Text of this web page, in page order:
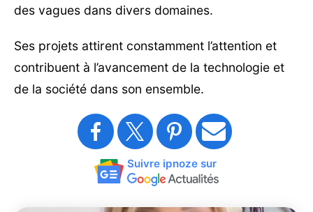
des vagues dans divers domaines.
Ses projets attirent constamment l’attention et
contribuent à l’avancement de la technologie et
de la société dans son ensemble.
Suivre ipnoze sur